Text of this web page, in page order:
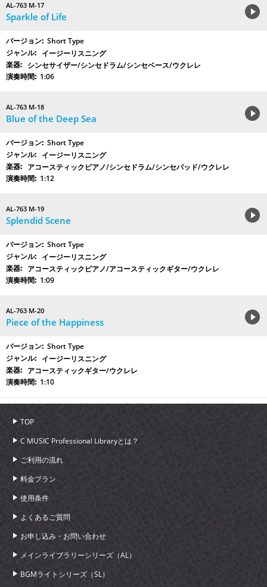
AL-763 M-17
Sparkle of Life
Short Type
イージーリスニング
シンセサイザー/シンセドラム/シンセベース/ウクレレ
1:06
AL-763 M-18
Blue of the Deep Sea
Short Type
イージーリスニング
アコースティックピアノ/シンセドラム/シンセパッド/ウクレレ
1:12
AL-763 M-19
Splendid Scene
Short Type
イージーリスニング
アコースティックピアノ/アコースティックギター/ウクレレ
1:09
AL-763 M-20
Piece of the Happiness
Short Type
イージーリスニング
アコースティックギター/ウクレレ
1:10
TOP
C MUSIC Professional Libraryとは？
ご利用の流れ
料金プラン
使用条件
よくあるご質問
お申し込み・お問い合わせ
メインライブラリーシリーズ（AL）
BGMライトシリーズ（SL）